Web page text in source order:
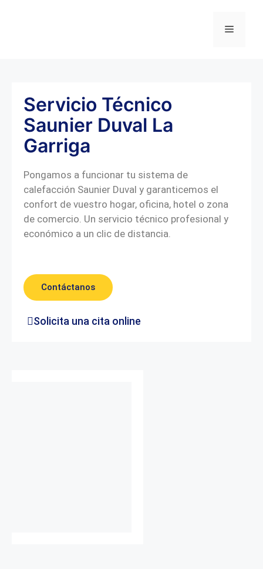
Servicio Técnico
Saunier Duval La
Garriga
Pongamos a funcionar tu sistema de
calefacción Saunier Duval y garanticemos el
confort de vuestro hogar, oficina, hotel o zona
de comercio. Un servicio técnico profesional y
económico a un clic de distancia.
Contáctanos
Solicita una cita online